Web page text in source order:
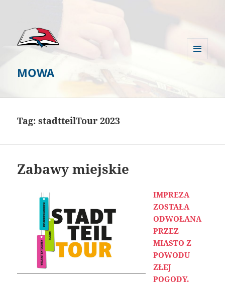
MOWA
Tag:stadtteilTour 2023
Zabawy miejskie
IMPREZA
ZOSTAŁA
ODWOŁANA
PRZEZ
MIASTO Z
POWODU
ZŁEJ
POGODY.